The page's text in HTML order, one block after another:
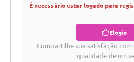
É necessário estar logado para
Elogio
Compartilhe sua satisfação com
qualidade de um